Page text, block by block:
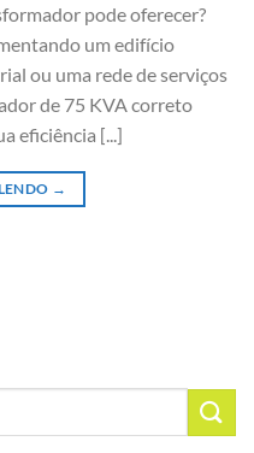
pode oferecer?
um edifício
ou uma rede de serviços
de 75 KVA correto
eficiência [...]
→